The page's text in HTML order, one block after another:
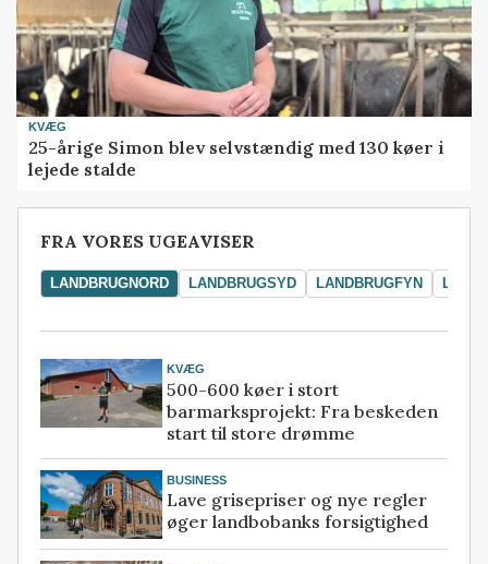
KVÆG
25-årige Simon blev selvstændig med 130 køer i
lejede stalde
FRA VORES UGEAVISER
LANDBRUGNORD LANDBRUGSYD LANDBRUGFYN
KVÆG
500-600 køer i stort
barmarksprojekt: Fra beskeden
start til store drømme
BUSINESS
Lave grisepriser og nye regler
øger landbobanks forsigtighed